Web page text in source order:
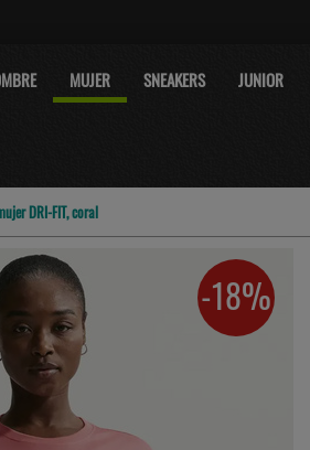
MUJER SNEAKERS JUNIOR
DRI-FIT, coral
-18%